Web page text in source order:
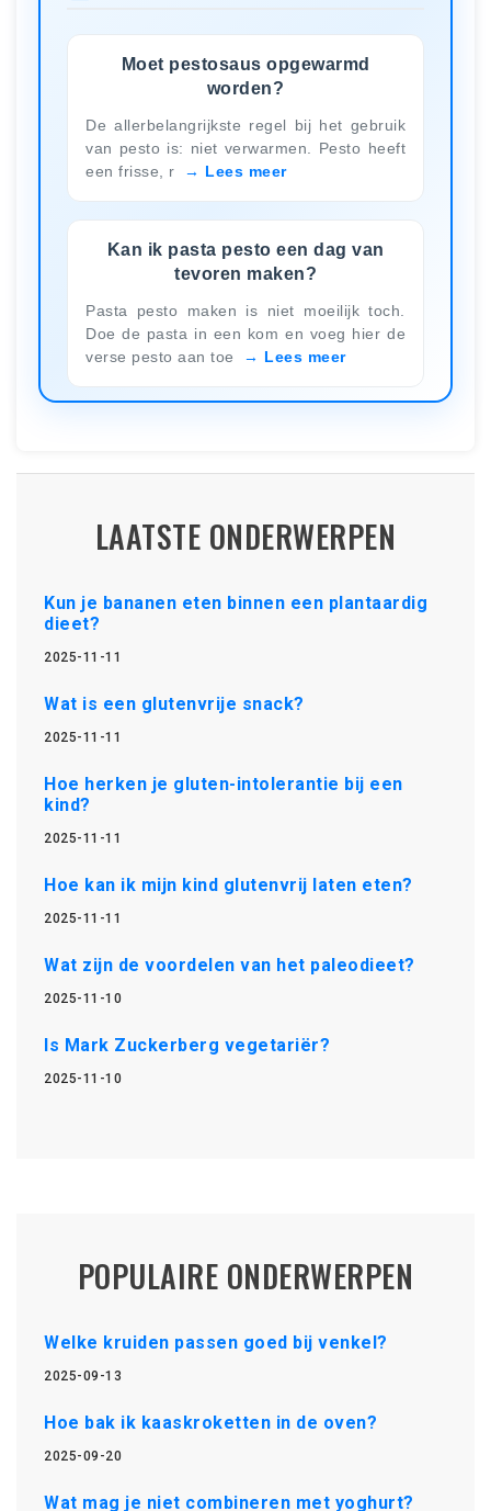
Moet pestosaus opgewarmd
worden?
De allerbelangrijkste regel bij het gebruik
van pesto is: niet verwarmen. Pesto heeft
een frisse, r
Lees meer
Kan ik pasta pesto een dag van
tevoren maken?
Pasta pesto maken is niet moeilijk toch.
Doe de pasta in een kom en voeg hier de
verse pesto aan toe
Lees meer
LAATSTE ONDERWERPEN
Kun je bananen eten binnen een plantaardig
dieet?
2025-11-11
Wat is een glutenvrije snack?
2025-11-11
Hoe herken je gluten-intolerantie bij een
kind?
2025-11-11
Hoe kan ik mijn kind glutenvrij laten eten?
2025-11-11
Wat zijn de voordelen van het paleodieet?
2025-11-10
Is Mark Zuckerberg vegetariër?
2025-11-10
POPULAIRE ONDERWERPEN
Welke kruiden passen goed bij venkel?
2025-09-13
Hoe bak ik kaaskroketten in de oven?
2025-09-20
Wat mag je niet combineren met yoghurt?